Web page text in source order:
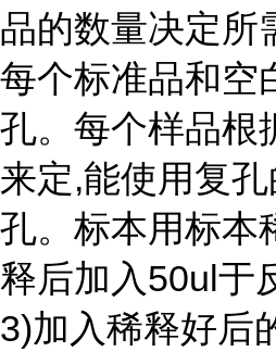
品的数量决定所
每个标准品和空
孔。每个样品根
来定,能使用复
孔。标本用标本
释后加入50ul于
3)加入稀释好后